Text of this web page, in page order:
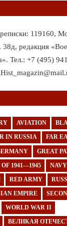
119160,
редакция
Тел.: +7 (495)
AVIATION
IN RUSSIA FAR
GREAT
1941—1945 NAVY
RED ARMY
EMPIRE
WORLD WAR II
ВЕЛИКАЯ